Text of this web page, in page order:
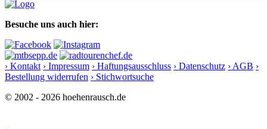
Besuche uns auch hier:
› Kontakt › Impressum › Haftungsausschluss › Datenschutz › AGB ›
Bestellung widerrufen › Stichwortsuche
© 2002 - 2026 hoehenrausch.de